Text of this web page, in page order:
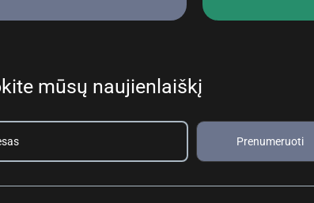
mūsų naujienlaiškį
Prenumeruoti